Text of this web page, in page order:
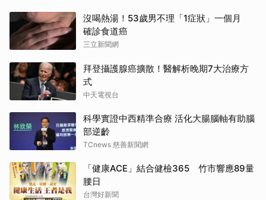
沒喝熱湯！53歲男不理「1症狀」一個月
確診食道癌
三立新聞網
拜登攝護腺癌擴散！醫解析晚期7大治療方
式
中天電視台
科學實證中西精準合療 活化大腸腦軸有助腦
部逆齡
TCnews 慈善新聞網
「健康ACE」結合健檢365 竹市響應89量
腰日
台灣好新聞